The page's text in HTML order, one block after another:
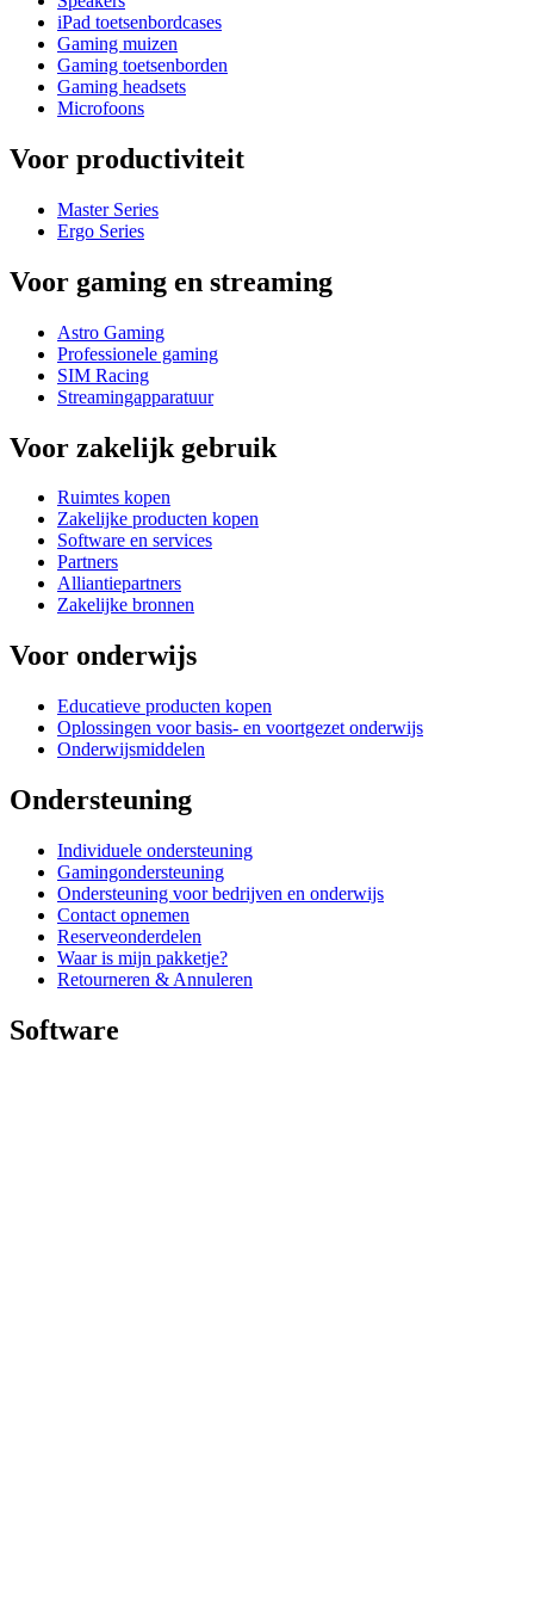
iPad toetsenbordcases
Gaming muizen
Gaming toetsenborden
Gaming headsets
Microfoons
Voor productiviteit
Master Series
Ergo Series
Voor gaming en streaming
Astro Gaming
Professionele gaming
SIM Racing
Streamingapparatuur
Voor zakelijk gebruik
Ruimtes kopen
Zakelijke producten kopen
Software en services
Partners
Alliantiepartners
Zakelijke bronnen
Voor onderwijs
Educatieve producten kopen
Oplossingen voor basis- en voortgezet onderwijs
Onderwijsmiddelen
Ondersteuning
Individuele ondersteuning
Gamingondersteuning
Ondersteuning voor bedrijven en onderwijs
Contact opnemen
Reserveonderdelen
Waar is mijn pakketje?
Retourneren & Annuleren
Software